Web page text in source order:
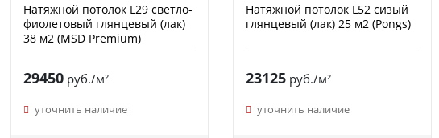
Натяжной потолок L29 светло-
фиолетовый глянцевый (лак)
38 м2 (MSD Premium)
29450руб./м²
уточнить наличие
Натяжной потолок L52 сизый
глянцевый (лак) 25 м2 (Pongs)
23125 руб./м²
уточнить наличие